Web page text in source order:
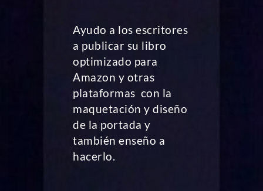
Ayudo a los escritores
a publicar su libro
optimizado para
Amazon y otras
plataformas con la
maquetación y diseño
de la portada y
también enseño a
hacerlo.